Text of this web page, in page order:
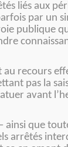
liés aux
par un
publique
recours
pas la
avant
que
arrêtés